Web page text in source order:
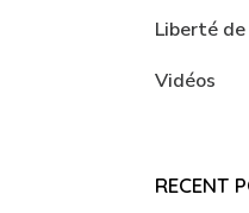
Liberté
Vidéos
RECENT